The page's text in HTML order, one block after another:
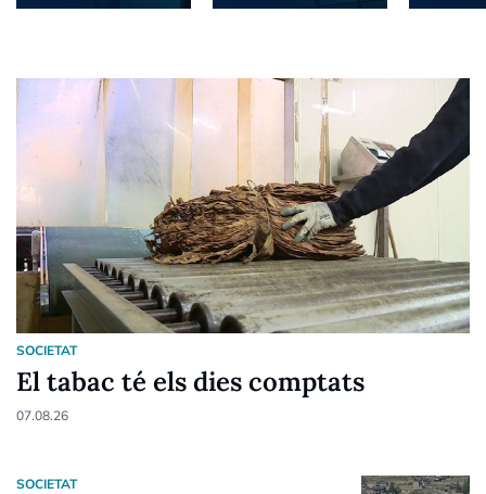
SOCIETAT
El tabac té els dies comptats
07.08.26
SOCIETAT